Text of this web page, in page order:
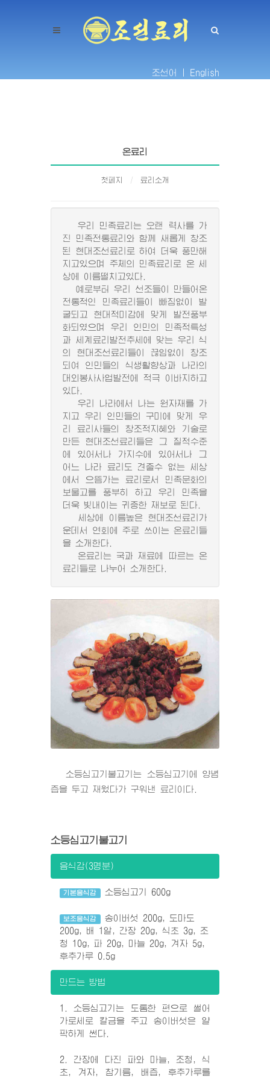
조선어 | English
온료리
첫페지 료리소개
우리 민족료리는 오랜 력사를 가
진 민족전통료리와 함께 새롭게 창조
된 현대조선료리로 하여 더욱 풍만해
지고있으며 주체의 민족료리로 온 세
상에 이름떨치고있다.
예로부터 우리 선조들이 만들어온
전통적인 민족료리들이 빠짐없이 발
굴되고 현대적미감에 맞게 발전풍부
화되였으며 우리 인민의 민족적특성
과 세계료리발전추세에 맞는 우리 식
의 현대조선료리들이 끊임없이 창조
되여 인민들의 식생활향상과 나라의
대외봉사사업발전에 적극 이바지하고
있다.
우리 나라에서 나는 원자재를 가
지고 우리 인민들의 구미에 맞게 우
리 료리사들의 창조적지혜와 기술로
만든 현대조선료리들은 그 질적수준
에 있어서나 가지수에 있어서나 그
어느 나라 료리도 견줄수 없는 세상
에서 으뜸가는 료리로서 민족문화의
보물고를 풍부히 하고 우리 민족을
더욱 빛내이는 귀중한 재보로 된다.
세상에 이름높은 현대조선료리가
운데서 연회에 주로 쓰이는 온료리들
을 소개한다.
온료리는 국과 재료에 따르는 온
료리들로 나누어 소개한다.
소등심고기불고기는 소등심고기에 양념
즙을 두고 재웠다가 구워낸 료리이다.
소등심고기불고기
음식감(3명분)
기본음식감 소등심고기 600g
보조음식감
송이버섯 200g, 도마도
200g, 배 1알, 간장 20g, 식초 3g, 조
청 10g, 파 20g, 마늘 20g, 겨자 5g,
후추가루 0.5g
만드는 방법
1. 소등심고기는 도톰한 편으로 썰어
가로세로 칼금을 주고 송이버섯은 얄
팍하게 썬다.
2. 간장에 다진 파와 마늘, 조청, 식
초, 겨자, 참기름, 배즙, 후추가루를